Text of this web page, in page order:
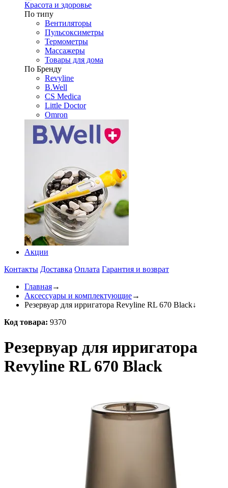
Красота и здоровье
По типу
Вентиляторы
Пульсоксиметры
Термометры
Массажеры
Товары для дома
По Бренду
Revyline
B.Well
CS Medica
Little Doctor
Omron
Акции
Контакты Доставка Оплата Гарантия и возврат
Главная→
Аксессуары и комплектующие→
Резервуар для ирригатора Revyline RL 670 Black↓
Код товара: 9370
Резервуар для ирригатора
Revyline RL 670 Black